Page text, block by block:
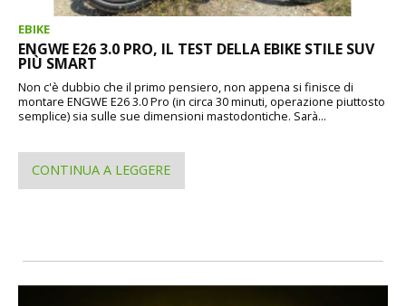
EBIKE
ENGWE E26 3.0 PRO, IL TEST DELLA EBIKE STILE SUV
PIÙ SMART
Non c'è dubbio che il primo pensiero, non appena si finisce di
montare ENGWE E26 3.0 Pro (in circa 30 minuti, operazione piuttosto
semplice) sia sulle sue dimensioni mastodontiche. Sarà...
CONTINUA A LEGGERE